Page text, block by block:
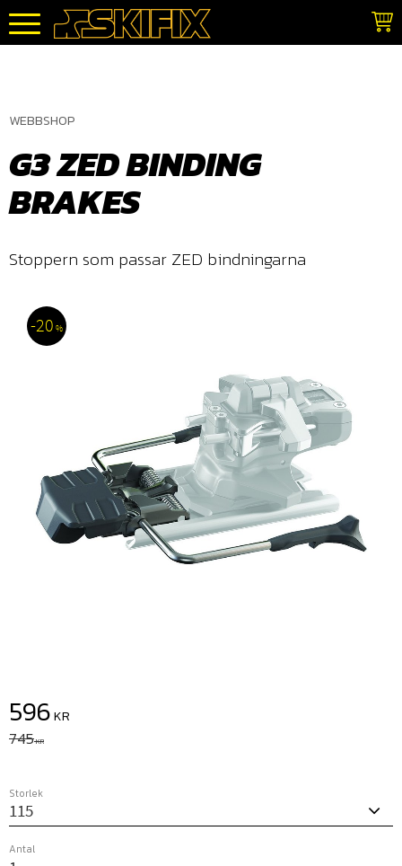
Meny
WEBBSHOP
G3 ZED BINDING
BRAKES
Stoppern som passar ZED bindningarna
20 %
Nedsatt pris:
596KR
Ordinarie pris:
745KR
Storlek
Antal